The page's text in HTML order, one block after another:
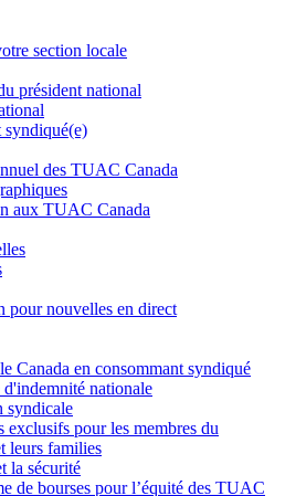
section locale
président national
syndiqué(e)
des TUAC Canada
aux TUAC Canada
pour nouvelles en direct
Canada en consommant syndiqué
d'indemnité nationale
syndicale
exclusifs pour les membres du
leurs families
la sécurité
de bourses pour l’équité des TUAC